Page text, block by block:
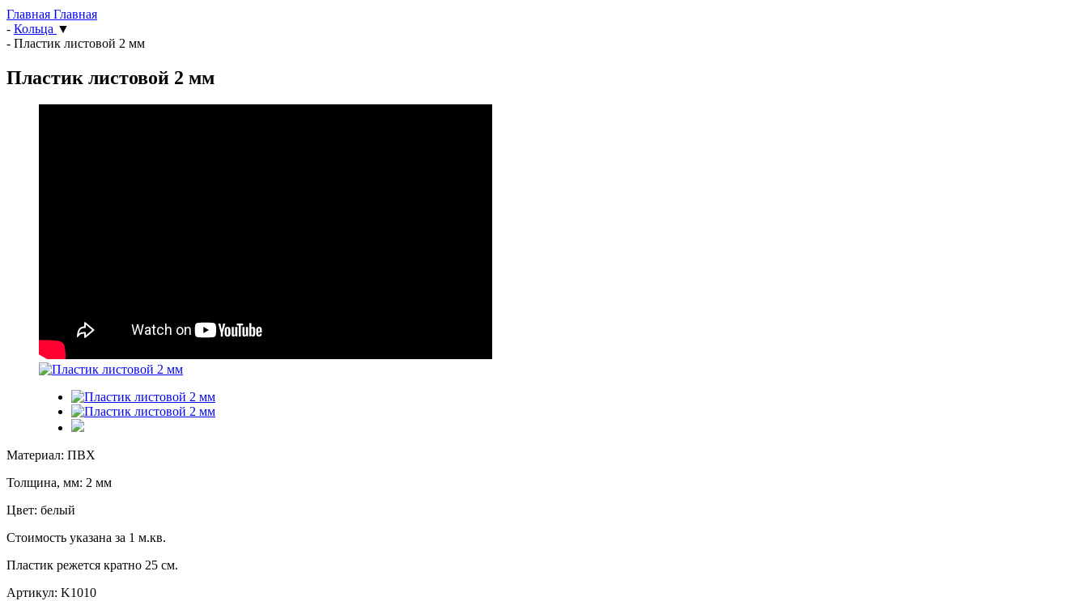
Главная Главная
- Кольца ▼
- Пластик листовой 2 мм
Пластик листовой 2 мм
Материал: ПВХ
Толщина, мм: 2 мм
Цвет: белый
Стоимость указана за 1 м.кв.
Пластик режется кратно 25 см.
Артикул: K1010